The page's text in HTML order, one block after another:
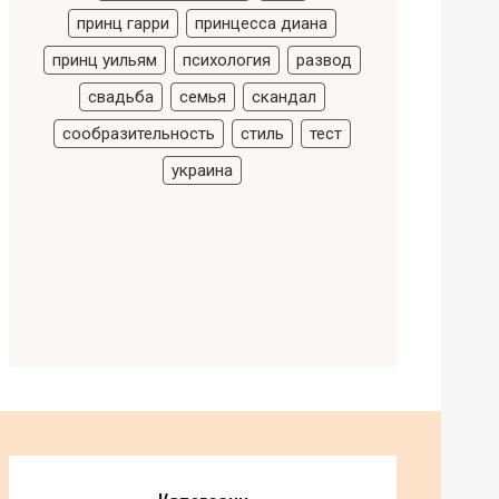
принц гарри
принцесса диана
принц уильям
психология
развод
свадьба
семья
скандал
сообразительность
стиль
тест
украина